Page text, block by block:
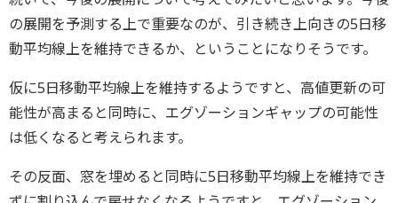
の展開を予測する上で重要なのが、引き続き上向きの5日移
動平均線上を維持できるか、ということになりそうです。
仮に5日移動平均線上を維持するようですと、高値更新の可
能性が高まると同時に、エグゾーションギャップの可能性
は低くなると考えられます。
その反面、窓を埋めると同時に5日移動平均線上を維持でき